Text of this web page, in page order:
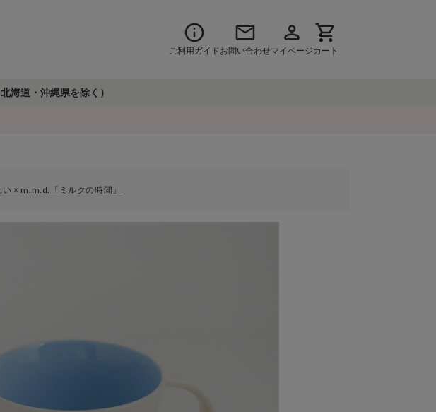
ご利用ガイド お問い合わせマイページカート
北海道・沖縄県を除く）
い × m.m.d.「ミルクの時間」